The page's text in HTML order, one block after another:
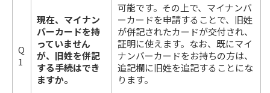
Q
1
現在、マイナン
バーカードを持
っていません
が、旧姓を併記
する手続はでき
ますか。
可能です。その上で、マイナンバ
ーカードを申請することで、旧姓
が併記されたカードが交付され、
証明に使えます。なお、既にマイ
ナンバーカードをお持ちの方は、
追記欄に旧姓を追記することにな
ります。